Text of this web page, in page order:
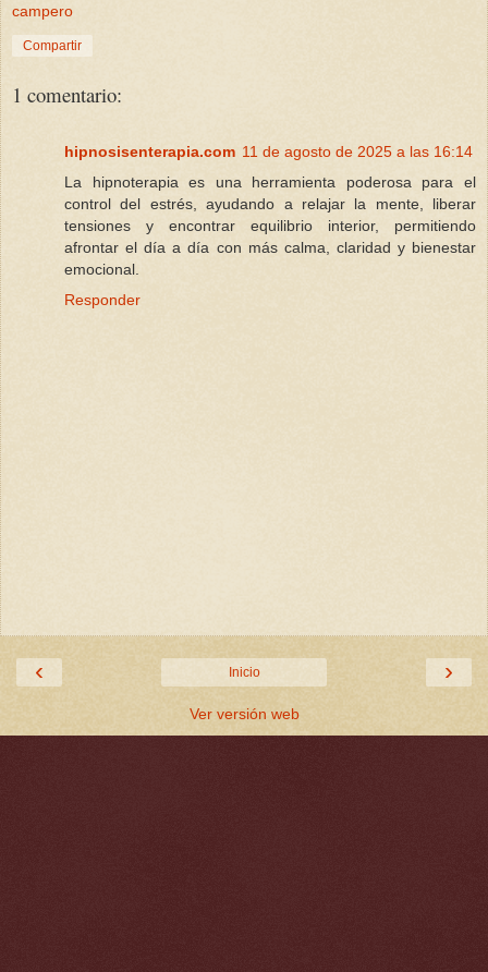
campero
Compartir
1 comentario:
hipnosisenterapia.com 11 de agosto de 2025 a las 16:14
La hipnoterapia es una herramienta poderosa para el
control del estrés, ayudando a relajar la mente, liberar
tensiones y encontrar equilibrio interior, permitiendo
afrontar el día a día con más calma, claridad y bienestar
emocional.
Responder
‹ ›
Inicio
Ver versión web